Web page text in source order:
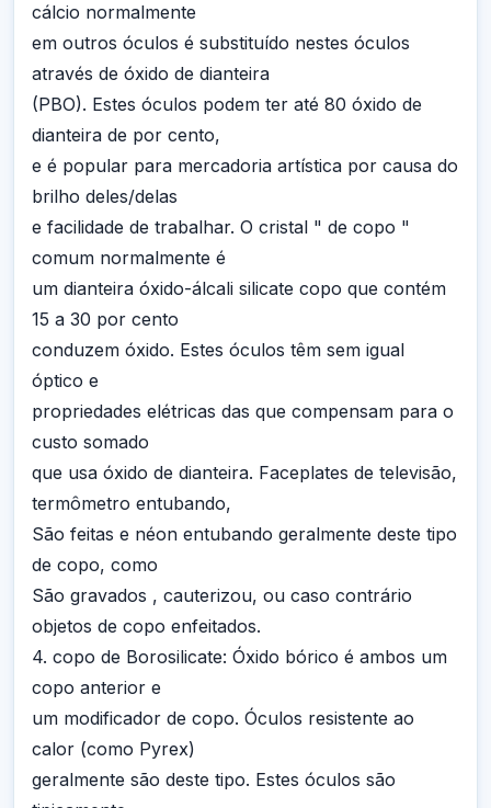
cálcio normalmente
em outros óculos é substituído nestes óculos
através de óxido de dianteira
(PBO). Estes óculos podem ter até 80 óxido de
dianteira de por cento,
e é popular para mercadoria artística por causa do
brilho deles/delas
e facilidade de trabalhar. O cristal " de copo "
comum normalmente é
um dianteira óxido-álcali silicate copo que contém
15 a 30 por cento
conduzem óxido. Estes óculos têm sem igual
óptico e
propriedades elétricas das que compensam para o
custo somado
que usa óxido de dianteira. Faceplates de televisão,
termômetro entubando,
São feitas e néon entubando geralmente deste tipo
de copo, como
São gravados , cauterizou, ou caso contrário
objetos de copo enfeitados.
4. copo de Borosilicate: Óxido bórico é ambos um
copo anterior e
um modificador de copo. Óculos resistente ao
calor (como Pyrex)
geralmente são deste tipo. Estes óculos são